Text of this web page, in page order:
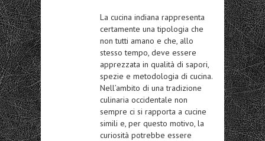
La cucina indiana rappresenta
certamente una tipologia che
non tutti amano e che, allo
stesso tempo, deve essere
apprezzata in qualità di sapori,
spezie e metodologia di cucina.
Nell’ambito di una tradizione
culinaria occidentale non
sempre ci si rapporta a cucine
simili e, per questo motivo, la
curiosità potrebbe essere